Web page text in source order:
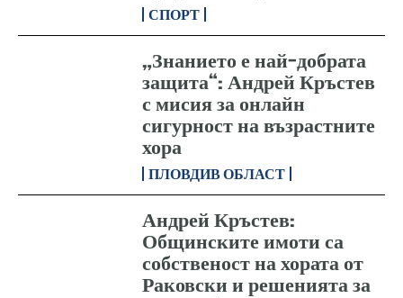
СПОРТ
„Знанието е най-добрата
защита“: Андрей Кръстев
с мисия за онлайн
сигурност на възрастните
хора
ПЛОВДИВ ОБЛАСТ
Андрей Кръстев:
Общинските имоти са
собственост на хората от
Раковски и решенията за